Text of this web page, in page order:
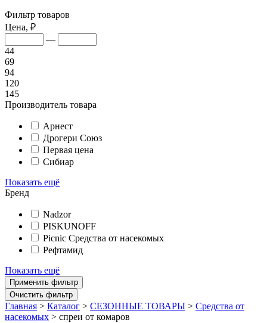
Фильтр товаров
Цена, ₽
—
44
69
94
120
145
Производитель товара
Арнест
Дрогери Союз
Первая цена
Сибиар
Показать ещё
Бренд
Nadzor
PISKUNOFF
Picnic Средства от насекомых
Рефтамид
Показать ещё
Главная > Каталог > СЕЗОННЫЕ ТОВАРЫ > Средства от
насекомых > спреи от комаров